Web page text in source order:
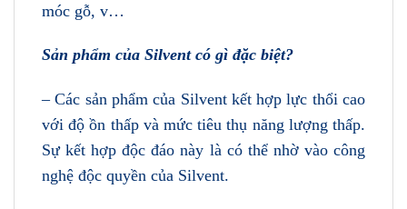
móc gỗ, v…
Sản phẩm của Silvent có gì đặc biệt?
– Các sản phẩm của Silvent kết hợp lực thổi cao
với độ ồn thấp và mức tiêu thụ năng lượng thấp.
Sự kết hợp độc đáo này là có thể nhờ vào công
nghệ độc quyền của Silvent.